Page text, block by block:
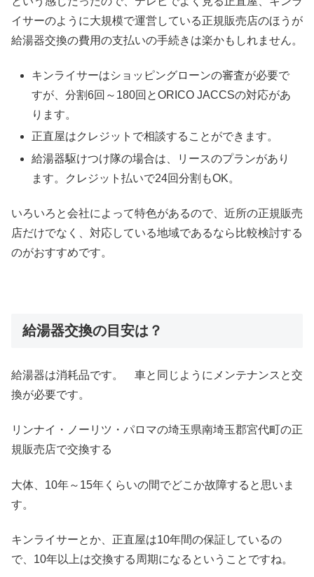
イサーのように大規模で運営している正規販売店のほうが
給湯器交換の費用の支払いの手続きは楽かもしれません。
キンライサーはショッピングローンの審査が必要で
すが、分割6回～180回とORICO JACCSの対応があ
ります。
正直屋はクレジットで相談することができます。
給湯器駆けつけ隊の場合は、リースのプランがあり
ます。クレジット払いで24回分割もOK。
いろいろと会社によって特色があるので、近所の正規販売
店だけでなく、対応している地域であるなら比較検討する
のがおすすめです。
給湯器交換の目安は？
給湯器は消耗品です。 車と同じようにメンテナンスと交
換が必要です。
リンナイ・ノーリツ・パロマの埼玉県南埼玉郡宮代町の正
規販売店で交換する
大体、10年～15年くらいの間でどこか故障すると思いま
す。
キンライサーとか、正直屋は10年間の保証しているの
で、10年以上は交換する周期になるということですね。